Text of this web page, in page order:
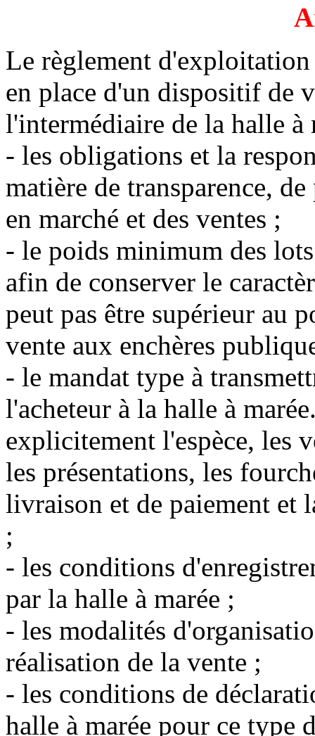
Le règlement
en place d'un dispositif de
l'intermédiaire de la halle à
- les obligations et la
matière de transparence,
en marché et des ventes ;
- le poids minimum des
afin de conserver le
peut pas être supérieur au
vente aux enchères
- le mandat type à
l'acheteur à la halle à
explicitement l'espèce, les
les présentations, les
livraison et de paiement et
;
- les conditions
par la halle à marée ;
- les modalités
réalisation de la vente ;
- les conditions de
halle à marée pour ce type